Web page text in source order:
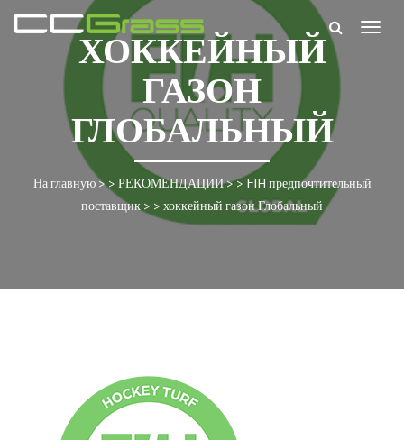
ХОККЕЙНЫЙ
ГАЗОН
ГЛОБАЛЬНЫЙ
На главную> > РЕКОМЕНДАЦИИ> > FIH предпочтительный
поставщик > > хоккейный газон Глобальный